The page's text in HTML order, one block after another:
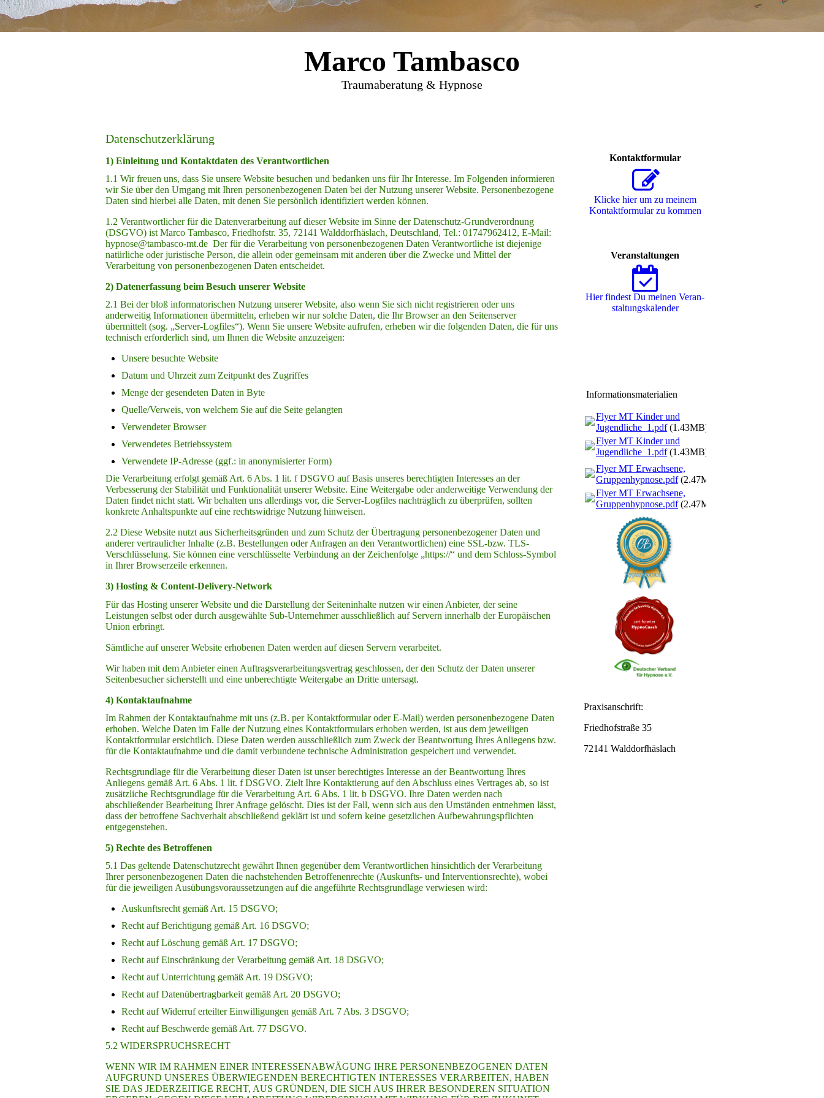
Marco Tambasco
Traumaberatung & Hypnose
Datenschutzerklärung
1) Einleitung und Kontaktdaten des Verantwortlichen
1.1 Wir freuen uns, dass Sie unsere Website besuchen und bedanken uns für Ihr Interesse. Im Folgenden informieren
wir Sie über den Umgang mit Ihren personenbezogenen Daten bei der Nutzung unserer Website. Personenbezogene
Daten sind hierbei alle Daten, mit denen Sie persönlich identifiziert werden können.
1.2 Verantwortlicher für die Datenverarbeitung auf dieser Website im Sinne der Datenschutz-Grundverordnung
(DSGVO) ist Marco Tambasco, Friedhofstr. 35, 72141 Walddorfhäslach, Deutschland, Tel.: 01747962412, E-Mail:
hypnose@tambasco-mt.de Der für die Verarbeitung von personenbezogenen Daten Verantwortliche ist diejenige
natürliche oder juristische Person, die allein oder gemeinsam mit anderen über die Zwecke und Mittel der
Verarbeitung von personenbezogenen Daten entscheidet.
2) Datenerfassung beim Besuch unserer Website
2.1 Bei der bloß informatorischen Nutzung unserer Website, also wenn Sie sich nicht registrieren oder uns
anderweitig Informationen übermitteln, erheben wir nur solche Daten, die Ihr Browser an den Seitenserver
übermittelt (sog. „Server-Logfiles“). Wenn Sie unsere Website aufrufen, erheben wir die folgenden Daten, die für uns
technisch erforderlich sind, um Ihnen die Website anzuzeigen:
Unsere besuchte Website
Datum und Uhrzeit zum Zeitpunkt des Zugriffes
Menge der gesendeten Daten in Byte
Quelle/Verweis, von welchem Sie auf die Seite gelangten
Verwendeter Browser
Verwendetes Betriebssystem
Verwendete IP-Adresse (ggf.: in anonymisierter Form)
Die Verarbeitung erfolgt gemäß Art. 6 Abs. 1 lit. f DSGVO auf Basis unseres berechtigten Interesses an der
Verbesserung der Stabilität und Funktionalität unserer Website. Eine Weitergabe oder anderweitige Verwendung der
Daten findet nicht statt. Wir behalten uns allerdings vor, die Server-Logfiles nachträglich zu überprüfen, sollten
konkrete Anhaltspunkte auf eine rechtswidrige Nutzung hinweisen.
2.2 Diese Website nutzt aus Sicherheitsgründen und zum Schutz der Übertragung personenbezogener Daten und
anderer vertraulicher Inhalte (z.B. Bestellungen oder Anfragen an den Verantwortlichen) eine SSL-bzw. TLS-
Verschlüsselung. Sie können eine verschlüsselte Verbindung an der Zeichenfolge „https://“ und dem Schloss-Symbol
in Ihrer Browserzeile erkennen.
3) Hosting & Content-Delivery-Network
Für das Hosting unserer Website und die Darstellung der Seiteninhalte nutzen wir einen Anbieter, der seine
Leistungen selbst oder durch ausgewählte Sub-Unternehmer ausschließlich auf Servern innerhalb der Europäischen
Union erbringt.
Sämtliche auf unserer Website erhobenen Daten werden auf diesen Servern verarbeitet.
Wir haben mit dem Anbieter einen Auftragsverarbeitungsvertrag geschlossen, der den Schutz der Daten unserer
Seitenbesucher sicherstellt und eine unberechtigte Weitergabe an Dritte untersagt.
4) Kontaktaufnahme
Im Rahmen der Kontaktaufnahme mit uns (z.B. per Kontaktformular oder E-Mail) werden personenbezogene Daten
erhoben. Welche Daten im Falle der Nutzung eines Kontaktformulars erhoben werden, ist aus dem jeweiligen
Kontaktformular ersichtlich. Diese Daten werden ausschließlich zum Zweck der Beantwortung Ihres Anliegens bzw.
für die Kontaktaufnahme und die damit verbundene technische Administration gespeichert und verwendet.
Rechtsgrundlage für die Verarbeitung dieser Daten ist unser berechtigtes Interesse an der Beantwortung Ihres
Anliegens gemäß Art. 6 Abs. 1 lit. f DSGVO. Zielt Ihre Kontaktierung auf den Abschluss eines Vertrages ab, so ist
zusätzliche Rechtsgrundlage für die Verarbeitung Art. 6 Abs. 1 lit. b DSGVO. Ihre Daten werden nach
abschließender Bearbeitung Ihrer Anfrage gelöscht. Dies ist der Fall, wenn sich aus den Umständen entnehmen lässt,
dass der betroffene Sachverhalt abschließend geklärt ist und sofern keine gesetzlichen Aufbewahrungspflichten
entgegenstehen.
5) Rechte des Betroffenen
5.1 Das geltende Datenschutzrecht gewährt Ihnen gegenüber dem Verantwortlichen hinsichtlich der Verarbeitung
Ihrer personenbezogenen Daten die nachstehenden Betroffenenrechte (Auskunfts- und Interventionsrechte), wobei
für die jeweiligen Ausübungsvoraussetzungen auf die angeführte Rechtsgrundlage verwiesen wird:
Auskunftsrecht gemäß Art. 15 DSGVO;
Recht auf Berichtigung gemäß Art. 16 DSGVO;
Recht auf Löschung gemäß Art. 17 DSGVO;
Recht auf Einschränkung der Verarbeitung gemäß Art. 18 DSGVO;
Recht auf Unterrichtung gemäß Art. 19 DSGVO;
Recht auf Datenübertragbarkeit gemäß Art. 20 DSGVO;
Recht auf Widerruf erteilter Einwilligungen gemäß Art. 7 Abs. 3 DSGVO;
Recht auf Beschwerde gemäß Art. 77 DSGVO.
5.2 WIDERSPRUCHSRECHT
WENN WIR IM RAHMEN EINER INTERESSENABWÄGUNG IHRE PERSONENBEZOGENEN DATEN
AUFGRUND UNSERES ÜBERWIEGENDEN BERECHTIGTEN INTERESSES VERARBEITEN, HABEN
SIE DAS JEDERZEITIGE RECHT, AUS GRÜNDEN, DIE SICH AUS IHRER BESONDEREN SITUATION
Kontaktformular
Klicke hier um zu meinem
Kon­takt­for­mu­lar zu kommen
Veranstaltungen
Hier findest Du meinen Ver­an­
stal­tungs­ka­len­der
Informationsmaterialien
Flyer MT Kinder und
Jugendliche_1.pdf(1.43MB)
Flyer MT Kinder und
Jugendliche_1.pdf(1.43MB)
Flyer MT Erwachsene,
Gruppenhypnose.pdf(2.47MB)
Flyer MT Erwachsene,
Gruppenhypnose.pdf(2.47MB)
Praxisanschrift:
Friedhofstraße 35
72141 Walddorfhäslach